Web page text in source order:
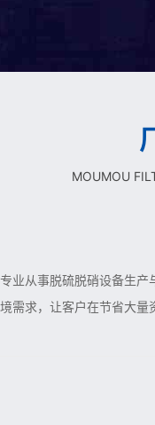
MOUMOU
业从事脱硫脱硝设备生产
需求，让客户在节省大量